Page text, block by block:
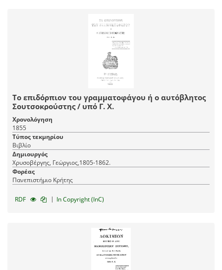
Το επιδόρπιον του γραμματοφάγου ή ο αυτόβλητος
Σουτσοκρούστης / υπό Γ. Χ.
Χρονολόγηση
1855
Τύπος τεκμηρίου
Βιβλίο
Δημιουργός
Χρυσοβέργης, Γεώργιος,1805-1862.
Φορέας
Πανεπιστήμιο Κρήτης
RDF | In Copyright (InC)